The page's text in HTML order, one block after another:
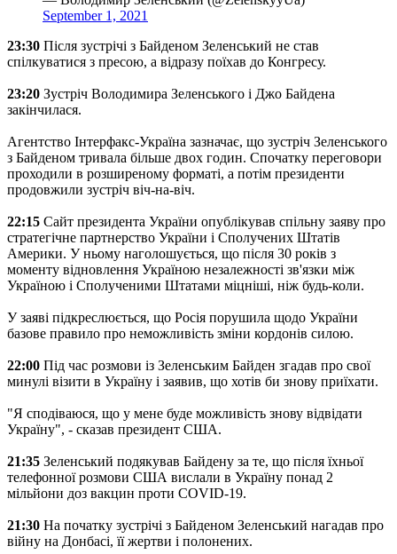
September 1, 2021
23:30 Після зустрічі з Байденом Зеленський не став
спілкуватися з пресою, а відразу поїхав до Конгресу.
23:20 Зустріч Володимира Зеленського і Джо Байдена
закінчилася.
Агентство Інтерфакс-Україна зазначає, що зустріч Зеленського
з Байденом тривала більше двох годин. Спочатку переговори
проходили в розширеному форматі, а потім президенти
продовжили зустріч віч-на-віч.
22:15 Сайт президента України опублікував спільну заяву про
стратегічне партнерство України і Сполучених Штатів
Америки. У ньому наголошується, що після 30 років з
моменту відновлення Україною незалежності зв'язки між
Україною і Сполученими Штатами міцніші, ніж будь-коли.
У заяві підкреслюється, що Росія порушила щодо України
базове правило про неможливість зміни кордонів силою.
22:00 Під час розмови із Зеленським Байден згадав про свої
минулі візити в Україну і заявив, що хотів би знову приїхати.
"Я сподіваюся, що у мене буде можливість знову відвідати
Україну", - сказав президент США.
21:35 Зеленський подякував Байдену за те, що після їхньої
телефонної розмови США вислали в Україну понад 2
мільйони доз вакцин проти COVID-19.
21:30 На початку зустрічі з Байденом Зеленський нагадав про
війну на Донбасі, її жертви і полонених.